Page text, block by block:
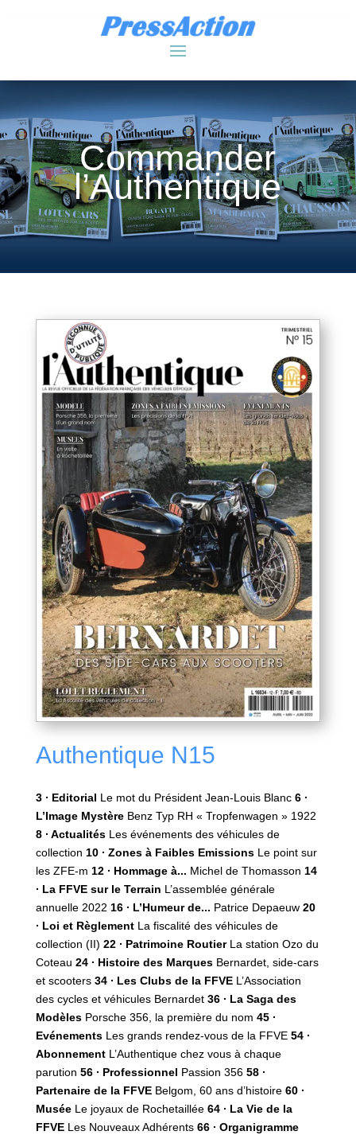
Commander
l’Authentique
Authentique N15
3 ∙‌ Editorial Le mot du Président Jean-Louis Blanc6 ∙‌
L’Image MystèreBenz Typ RH « Tropfenwagen » 1922
8 ∙‌ ActualitésLes événements des véhicules de
collection 10 ∙‌ Zones à Faibles EmissionsLe point sur
les ZFE-m 12 ∙‌ Hommage à... Michel de Thomasson 14
∙‌ La FFVE sur le Terrain L’assemblée générale
annuelle 2022 16 ∙‌ L’Humeur de... Patrice Depaeuw 20
∙‌ Loi et RèglementLa fiscalité des véhicules de
collection (II) 22 ∙‌ Patrimoine RoutierLa station Ozo du
Coteau 24 ∙‌ Histoire des MarquesBernardet, side-cars
et scooters 34 ∙‌ Les Clubs de la FFVEL’Association
des cycles et véhicules Bernardet 36 ∙‌ La Saga des
ModèlesPorsche 356, la première du nom 45 ∙‌
EvénementsLes grands rendez-vous de la FFVE 54 ∙‌
AbonnementL’Authentique chez vous à chaque
parution 56 ∙‌ Professionnel Passion 356 58 ∙‌
Partenaire de la FFVEBelgom, 60 ans d’histoire 60 ∙‌
MuséeLe joyaux de Rochetaillée 64 ∙‌ La Vie de la
FFVELes Nouveaux Adhérents 66 ∙ Organigramme